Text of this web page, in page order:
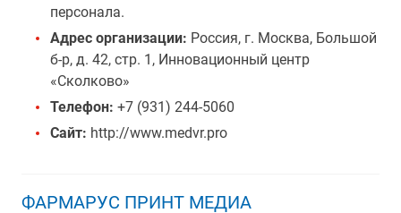
персонала.
Адрес организации: Россия, г. Москва, Большой
б-р, д. 42, стр. 1, Инновационный центр
«Сколково»
Телефон: +7 (931) 244-5060
Сайт: http://www.medvr.pro
ФАРМАРУС ПРИНТ МЕДИА